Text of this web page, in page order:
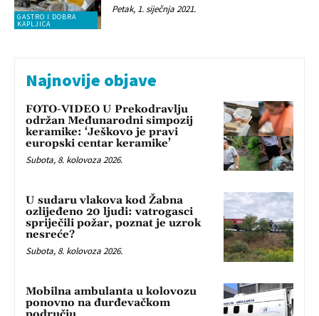
GASTRO I DOBRA
KAPLJICA
Petak, 1. siječnja 2021.
Najnovije objave
FOTO-VIDEO U Prekodravlju
održan Međunarodni simpozij
keramike: ‘Ješkovo je pravi
europski centar keramike’
Subota, 8. kolovoza 2026.
U sudaru vlakova kod Žabna
ozlijeđeno 20 ljudi: vatrogasci
spriječili požar, poznat je uzrok
nesreće?
Subota, 8. kolovoza 2026.
Mobilna ambulanta u kolovozu
ponovno na đurđevačkom